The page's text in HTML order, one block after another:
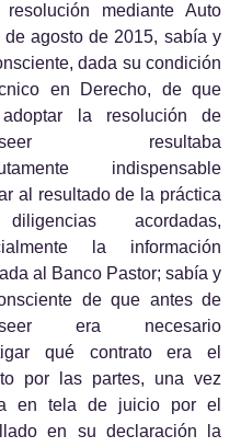
resolución mediante Auto
de agosto de 2015, sabía y
dada su condición
en Derecho, de que
la resolución de
resultaba
indispensable
al resultado de la práctica
acordadas,
la información
al Banco Pastor; sabía y
de que antes de
era necesario
qué contrato era el
por las partes, una vez
en tela de juicio por el
en su declaración la